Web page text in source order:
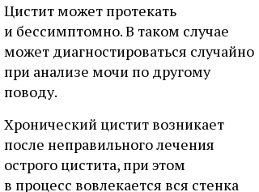
Цистит может протекать
и бессимптомно. В таком случае
может диагностироваться случайно
при анализе мочи по другому
поводу.
Хронический цистит возникает
после неправильного лечения
острого цистита, при этом
в процесс вовлекается вся стенка